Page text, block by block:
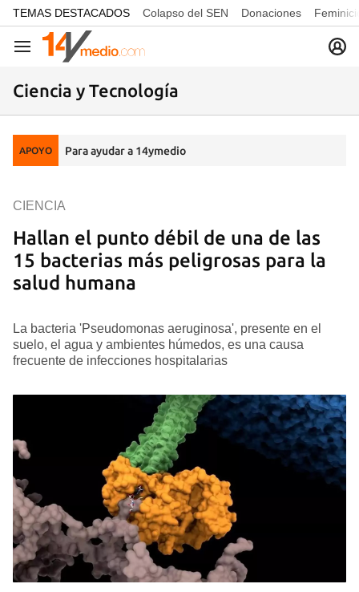
common.go-to-content
TEMAS DESTACADOS Colapso del SEN Donaciones
Navegación
Ciencia y Tecnología
APOYO Para ayudar a 14ymedio
Hallan el punto débil de una de las
15 bacterias más peligrosas para la
salud humana
CIENCIA
La bacteria 'Pseudomonas aeruginosa', presente en el
suelo, el agua y ambientes húmedos, es una causa
frecuente de infecciones hospitalarias